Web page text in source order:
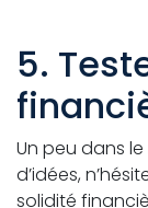
5.
Un peu dans
d’idées,
solidité